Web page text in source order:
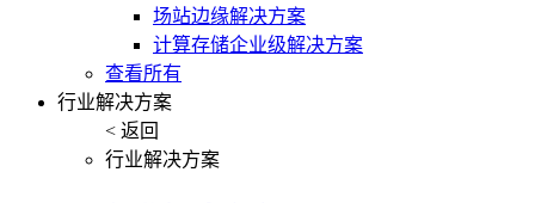
场站边缘解决方案
计算存储企业级解决方案
查看所有
行业解决方案
< 返回
行业解决方案